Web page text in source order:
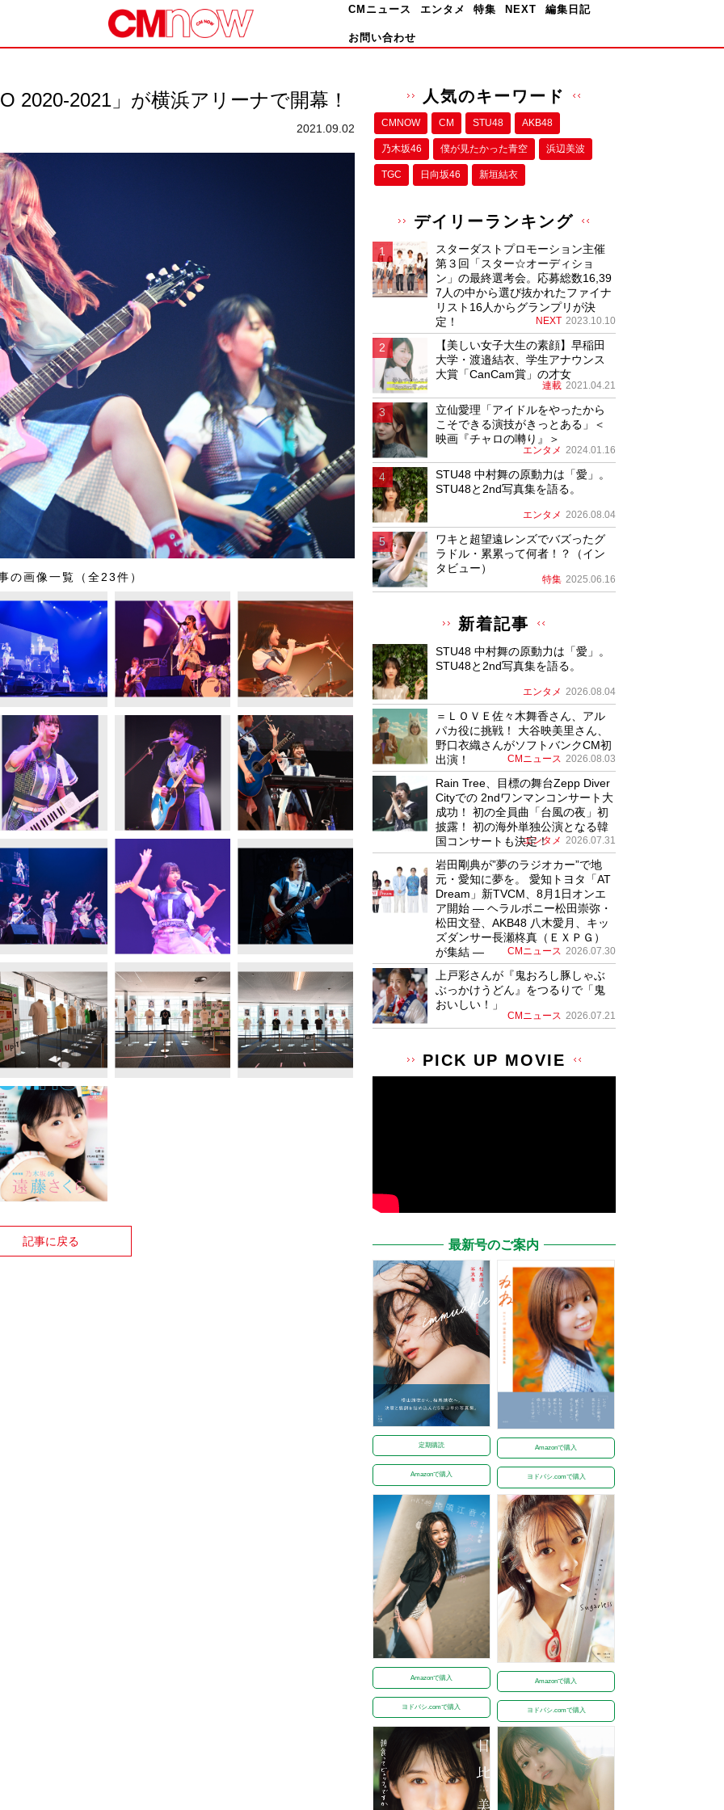
CMニュース エンタメ 特集 NEXT 編集日記
お問い合わせ
2020-2021」が横浜アリーナで開幕！
2021.09.02
の画像一覧（全23件）
記事に戻る
人気のキーワード
CMNOW CM STU48 AKB48
乃木坂46 僕が⾒たかった⻘空 浜辺美波
TGC 日向坂46 新垣結衣
デイリーランキング
スターダストプロモーション主催
第３回「スター☆オーディショ
ン」の最終選考会。応募総数16,39
7人の中から選び抜かれたファイナ
リスト16人からグランプリが決
定！
NEXT 2023.10.10
【美しい女子大生の素顔】早稲田
大学・渡邉結衣、学生アナウンス
大賞「CanCam賞」の才女
連載 2021.04.21
立仙愛理「アイドルをやったから
こそできる演技がきっとある」＜
映画『チャロの囀り』＞
エンタメ 2024.01.16
STU48 中村舞の原動力は「愛」。
STU48と2nd写真集を語る。
エンタメ 2026.08.04
ワキと超望遠レンズでバズったグ
ラドル・累累って何者！？（イン
タビュー）
特集 2025.06.16
新着記事
STU48 中村舞の原動力は「愛」。
STU48と2nd写真集を語る。
エンタメ 2026.08.04
＝ＬＯＶＥ佐々木舞香さん、アル
パカ役に挑戦！ 大谷映美里さん、
野口衣織さんがソフトバンクCM初
出演！
CMニュース 2026.08.03
Rain Tree、目標の舞台Zepp Diver
Cityでの 2ndワンマンコンサート大
成功！ 初の全員曲「台風の夜」初
披露！ 初の海外単独公演となる韓
国コンサートも決定！
エンタメ 2026.07.31
岩田剛典が”夢のラジオカー”で地
元・愛知に夢を。 愛知トヨタ「AT
Dream」新TVCM、8月1日オンエ
ア開始 ― ヘラルボニー松田崇弥・
松田文登、AKB48 八木愛月、キッ
ズダンサー長瀬柊真（ＥＸＰＧ）
が集結 ―
CMニュース 2026.07.30
上戸彩さんが『鬼おろし豚しゃぶ
ぶっかけうどん』をつるりで「鬼
おいしい！」
CMニュース 2026.07.21
PICK UP MOVIE
最新号のご案内
定期購読
Amazonで購入
Amazonで購入
ヨドバシ.comで購入
Amazonで購入
ヨドバシ.comで購入
Amazonで購入
ヨドバシ.comで購入